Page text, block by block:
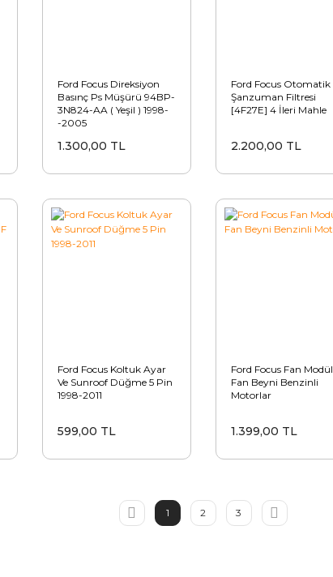
Ford Focus Direksiyon
Basınç Ps Müşürü 94BP-
3N824-AA ( Yeşil ) 1998-
-2005
1.300,00 TL
Ford Focus Otomatik
Şanzuman Filtresi
[4F27E] 4 İleri Mahle
2.200,00 TL
Ford Focus Koltuk Ayar
Ve Sunroof Düğme 5 Pin
1998-2011
599,00 TL
Ford Focus Fan Modül
Fan Beyni Benzinli
Motorlar
1.399,00 TL
1 2 3